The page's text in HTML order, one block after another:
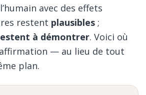
avec des effets
restent plausibles ;
à démontrer. Voici où
— au lieu de tout
plan.